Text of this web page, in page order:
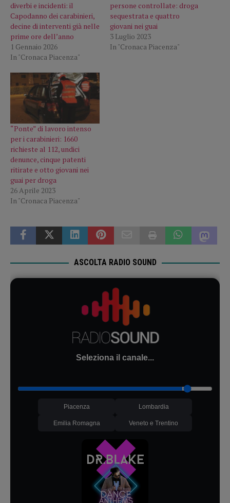
diverbi e incidenti: il
Capodanno dei carabinieri,
decine di interventi già nelle
prime ore dell’anno
1 Gennaio 2026
In "Cronaca Piacenza"
persone controllate: droga
sequestrata e quattro
giovani nei guai
3 Luglio 2023
In "Cronaca Piacenza"
“Ponte” di lavoro intenso
per i carabinieri: 1660
richieste al 112, undici
denunce, cinque patenti
ritirate e otto giovani nei
guai per droga
26 Aprile 2023
In "Cronaca Piacenza"
ASCOLTA RADIO SOUND
Seleziona il canale...
Piacenza Lombardia
Emilia Romagna Veneto e Trentino